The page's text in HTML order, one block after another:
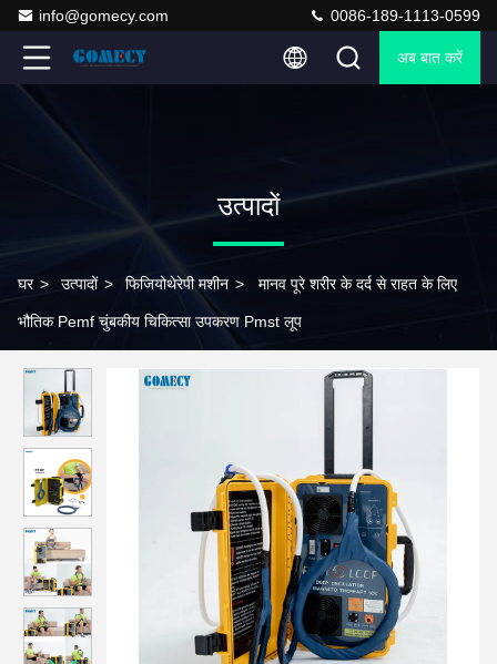
info@gomecy.com 0086-189-1113-0599
अब बात करें
उत्पादों
घर > उत्पादों > फिजियोथेरेपी मशीन > मानव पूरे शरीर के दर्द से राहत के लिए
भौतिक Pemf चुंबकीय चिकित्सा उपकरण Pmst लूप